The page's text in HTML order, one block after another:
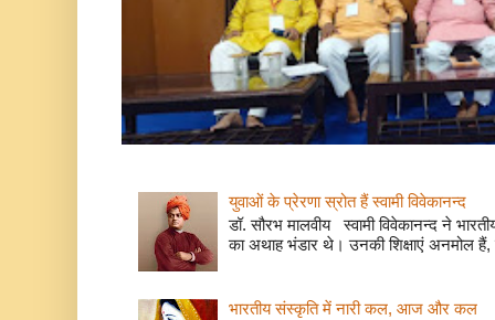
युवाओं के प्रेरणा स्रोत हैं स्वामी विवेकानन्द
डॉ. सौरभ मालवीय स्वामी विवेकानन्द ने
का अथाह भंडार थे। उनकी शिक्षाएं अनमोल हैं,
भारतीय संस्कृति में नारी कल, आज और कल